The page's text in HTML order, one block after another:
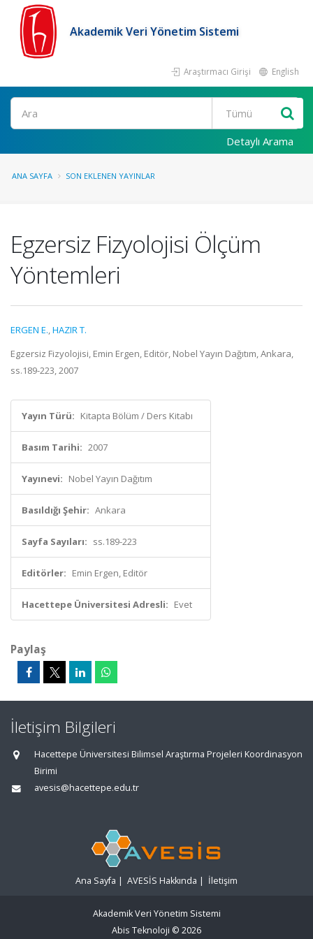
Akademik Veri Yönetim Sistemi
Araştırmacı Girişi English
Ara
Detaylı Arama
ANA SAYFA SON EKLENEN YAYINLAR
Egzersiz Fizyolojisi Ölçüm
Yöntemleri
ERGEN E.,HAZIR T.
Egzersiz Fizyolojisi, Emin Ergen, Editör, Nobel Yayın Dağıtım, Ankara,
ss.189-223, 2007
Yayın Türü: Kitapta Bölüm / Ders Kitabı
Basım Tarihi: 2007
Yayınevi: Nobel Yayın Dağıtım
Basıldığı Şehir: Ankara
Sayfa Sayıları: ss.189-223
Editörler: Emin Ergen, Editör
Hacettepe Üniversitesi Adresli: Evet
Paylaş
İletişim Bilgileri
Hacettepe Üniversitesi Bilimsel Araştırma Projeleri Koordinasyon
Birimi
avesis@hacettepe.edu.tr
Ana Sayfa | AVESİS Hakkında | İletişim
Akademik Veri Yönetim Sistemi
Abis Teknoloji © 2026